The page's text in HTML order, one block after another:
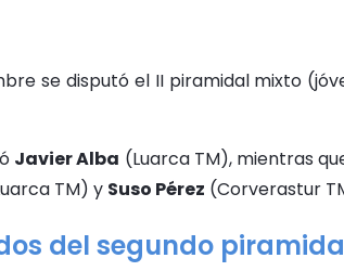
se disputó el II piramidal mixto
Javier Alba (Luarca TM), mientras
TM) y Suso Pérez (Corverastur
del segundo